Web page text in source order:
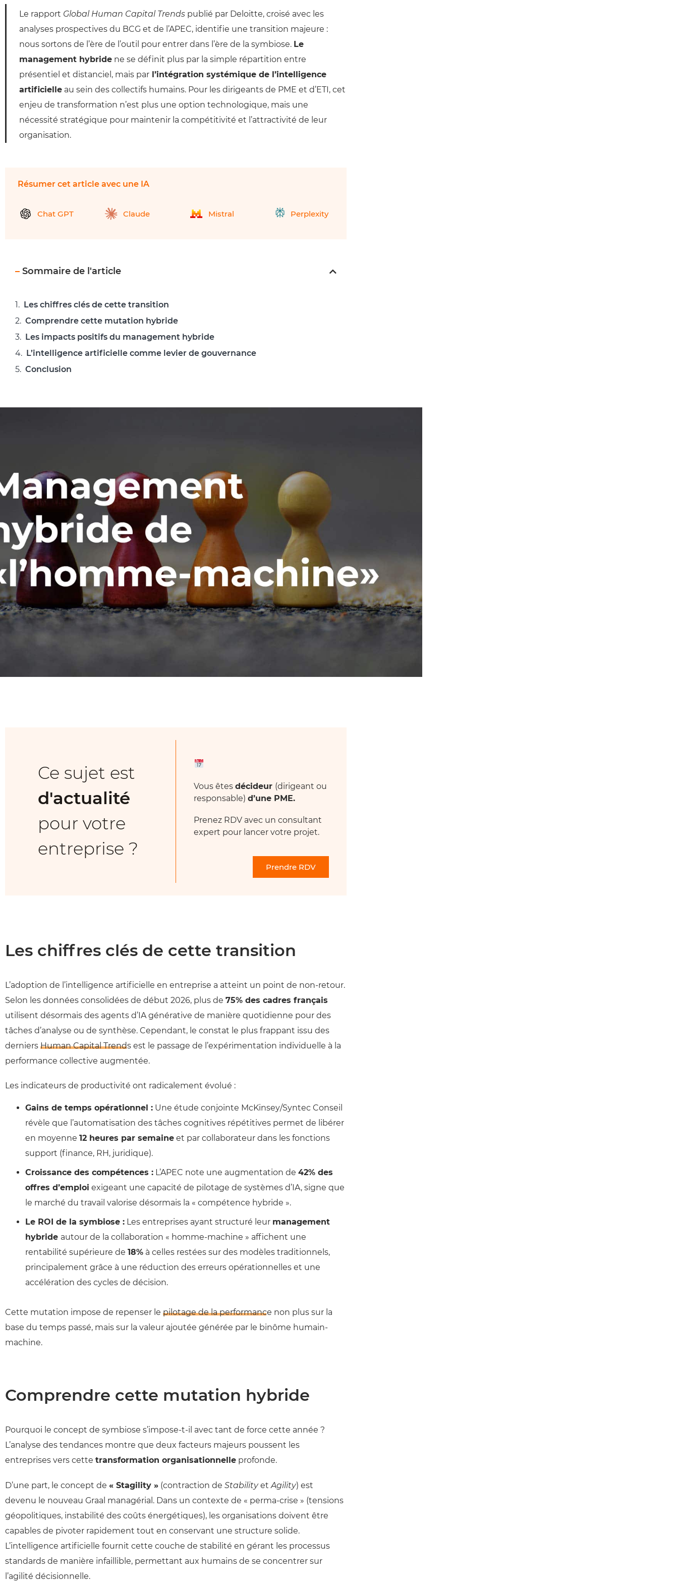
Le rapport Global Human Capital Trends publié par Deloitte, croisé avec les
analyses prospectives du BCG et de l’APEC, identifie une transition majeure :
nous sortons de l’ère de l’outil pour entrer dans l’ère de la symbiose. Le
management hybride ne se définit plus par la simple répartition entre
présentiel et distanciel, mais par l’intégration systémique de l’intelligence
artificielle au sein des collectifs humains. Pour les dirigeants de PME et d’ETI, cet
enjeu de transformation n’est plus une option technologique, mais une
nécessité stratégique pour maintenir la compétitivité et l’attractivité de leur
organisation.
Résumer cet article avec une IA
Chat GPT Claude Mistral Perplexity
– Sommaire de l'article
Les chiffres clés de cette transition
Comprendre cette mutation hybride
Les impacts positifs du management hybride
L’intelligence artificielle comme levier de gouvernance
Conclusion
Ce sujet est
d'actualité
pour votre
entreprise ?
Vous êtesdécideur (dirigeant ou
responsable)d’une PME.
Prenez RDV avec un consultant
expert pour lancer votre projet.
Prendre RDV
Les chiffres clés de cette transition
L’adoption de l’intelligence artificielle en entreprise a atteint un point de non-retour.
Selon les données consolidées de début 2026, plus de 75% des cadres français
utilisent désormais des agents d’IA générative de manière quotidienne pour des
tâches d’analyse ou de synthèse. Cependant, le constat le plus frappant issu des
derniers Human Capital Trends est le passage de l’expérimentation individuelle à la
performance collective augmentée.
Les indicateurs de productivité ont radicalement évolué :
Gains de temps opérationnel : Une étude conjointe McKinsey/Syntec Conseil
révèle que l’automatisation des tâches cognitives répétitives permet de libérer
en moyenne 12 heures par semaine et par collaborateur dans les fonctions
support (finance, RH, juridique).
Croissance des compétences : L’APEC note une augmentation de 42% des
offres d’emploi exigeant une capacité de pilotage de systèmes d’IA, signe que
le marché du travail valorise désormais la « compétence hybride ».
Le ROI de la symbiose : Les entreprises ayant structuré leur management
hybride autour de la collaboration « homme-machine » affichent une
rentabilité supérieure de 18% à celles restées sur des modèles traditionnels,
principalement grâce à une réduction des erreurs opérationnelles et une
accélération des cycles de décision.
Cette mutation impose de repenser le pilotage de la performance non plus sur la
base du temps passé, mais sur la valeur ajoutée générée par le binôme humain-
machine.
Comprendre cette mutation hybride
Pourquoi le concept de symbiose s’impose-t-il avec tant de force cette année ?
L’analyse des tendances montre que deux facteurs majeurs poussent les
entreprises vers cette transformation organisationnelle profonde.
D’une part, le concept de « Stagility » (contraction de StabilityetAgility) est
devenu le nouveau Graal managérial. Dans un contexte de « perma-crise » (tensions
géopolitiques, instabilité des coûts énergétiques), les organisations doivent être
capables de pivoter rapidement tout en conservant une structure solide.
L’intelligence artificielle fournit cette couche de stabilité en gérant les processus
standards de manière infaillible, permettant aux humains de se concentrer sur
l’agilité décisionnelle.